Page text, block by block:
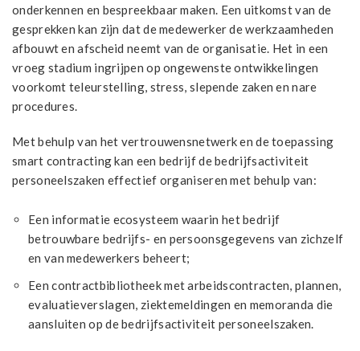
onderkennen en bespreekbaar maken. Een uitkomst van de
gesprekken kan zijn dat de medewerker de werkzaamheden
afbouwt en afscheid neemt van de organisatie. Het in een
vroeg stadium ingrijpen op ongewenste ontwikkelingen
voorkomt teleurstelling, stress, slepende zaken en nare
procedures.
Met behulp van het vertrouwensnetwerk en de toepassing
smart contracting kan een bedrijf de bedrijfsactiviteit
personeelszaken effectief organiseren met behulp van:
Een informatie ecosysteem waarin het bedrijf
betrouwbare bedrijfs- en persoonsgegevens van zichzelf
en van medewerkers beheert;
Een contractbibliotheek met arbeidscontracten, plannen,
evaluatieverslagen, ziektemeldingen en memoranda die
aansluiten op de bedrijfsactiviteit personeelszaken.